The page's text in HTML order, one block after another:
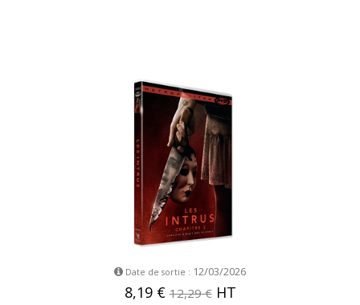
Date de sortie : 12/03/2026
8,19 €12,29 €HT